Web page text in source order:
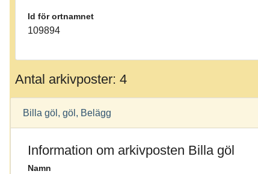
Id för ortnamnet
109894
Antal arkivposter: 4
Billa göl, göl, Belägg
Information om arkivposten Billa göl
Namn